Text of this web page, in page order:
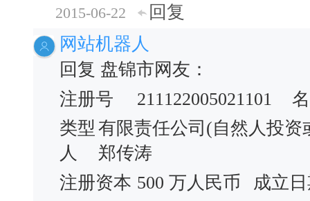
2015-06-22
回复
网站机器人
回复 盘锦市网友：
注册号
211122005021101
类型 有限责任公司(自然人投资
人
郑传涛
注册资本 500 万人民币
成立